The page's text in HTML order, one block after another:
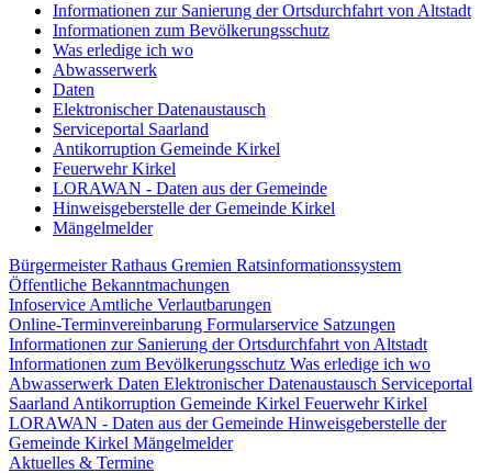
Informationen zur Sanierung der Ortsdurchfahrt von Altstadt
Informationen zum Bevölkerungsschutz
Was erledige ich wo
Abwasserwerk
Daten
Elektronischer Datenaustausch
Serviceportal Saarland
Antikorruption Gemeinde Kirkel
Feuerwehr Kirkel
LORAWAN - Daten aus der Gemeinde
Hinweisgeberstelle der Gemeinde Kirkel
Mängelmelder
BürgermeisterRathaus Gremien Ratsinformationssystem
Öffentliche Bekanntmachungen
Infoservice Amtliche Verlautbarungen
Online-Terminvereinbarung Formularservice Satzungen
Informationen zur Sanierung der Ortsdurchfahrt von Altstadt
Informationen zum Bevölkerungsschutz Was erledige ich wo
Abwasserwerk Daten Elektronischer Datenaustausch Serviceportal
Saarland Antikorruption Gemeinde Kirkel Feuerwehr Kirkel
LORAWAN - Daten aus der Gemeinde Hinweisgeberstelle der
Gemeinde Kirkel Mängelmelder
Aktuelles & Termine